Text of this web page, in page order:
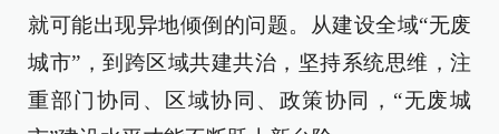
就可能出现异地倾倒的问题。从建设全域“无废
城市”，到跨区域共建共治，坚持系统思维，注
重部门协同、区域协同、政策协同，“无废城